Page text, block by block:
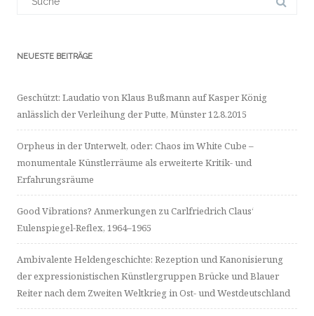
NEUESTE BEITRÄGE
Geschützt: Laudatio von Klaus Bußmann auf Kasper König
anlässlich der Verleihung der Putte, Münster 12.8.2015
Orpheus in der Unterwelt, oder: Chaos im White Cube –
monumentale Künstlerräume als erweiterte Kritik- und
Erfahrungsräume
Good Vibrations? Anmerkungen zu Carlfriedrich Claus‘
Eulenspiegel-Reflex, 1964–1965
Ambivalente Heldengeschichte: Rezeption und Kanonisierung
der expressionistischen Künstlergruppen Brücke und Blauer
Reiter nach dem Zweiten Weltkrieg in Ost- und Westdeutschland